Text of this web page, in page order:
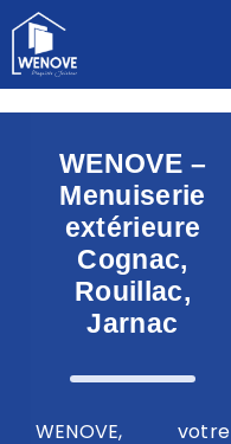
Passer
contenu
WENOVE –
Menuiserie
extérieure
Cognac,
Rouillac,
Jarnac
WENOVE, votre